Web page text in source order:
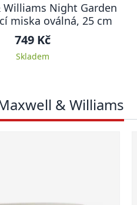
Williams Night Garden
miska oválná, 25 cm
749 Kč
Skladem
& Williams